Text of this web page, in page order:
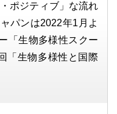
ポジティブ」な流れ
パンは2022年1月よ
「生物多様性スクー
「生物多様性と国際